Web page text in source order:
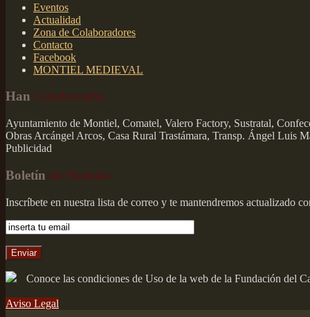
Eventos
Actualidad
Zona de Colaboradores
Contacto
Facebook
MONTIEL MEDIEVAL
Han Colaborado:
Ayuntamiento de Montiel, Comatel, Valero Factory, Sustratal,
Obras Arcángel Arcos, Casa Rural Trastámara, Transp. Ángel Luis
Publicidad
Boletín de Noticias
Inscríbete en nuestra lista de correo y te mantendremos actualizado
Conoce las condiciones de Uso de la web de la Fundación del
Aviso Legal